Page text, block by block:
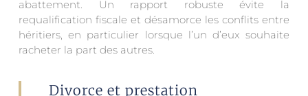
abattement. Un rapport robuste évite la
requalification fiscale et désamorce les conflits entre
héritiers, en particulier lorsque l’un d’eux souhaite
racheter la part des autres.
Divorce et prestation